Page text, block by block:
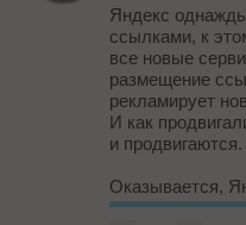
Яндекс
ссылками, к
все новые
размещение
рекламирует
И как
и продвигаются.
Оказывается,
текстами... По